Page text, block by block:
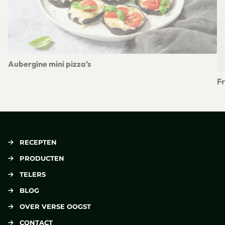
Aubergine mini pizza’s
RECEPTEN
PRODUCTEN
TELERS
BLOG
OVER VERSE OOGST
CONTACT